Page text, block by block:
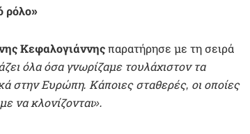
ρόλο»
Κεφαλογιάννης παρατήρησε με τη σειρά
όλα όσα γνωρίζαμε τουλάχιστον τα
στην Ευρώπη. Κάποιες σταθερές, οι οποίες
να κλονίζονται».